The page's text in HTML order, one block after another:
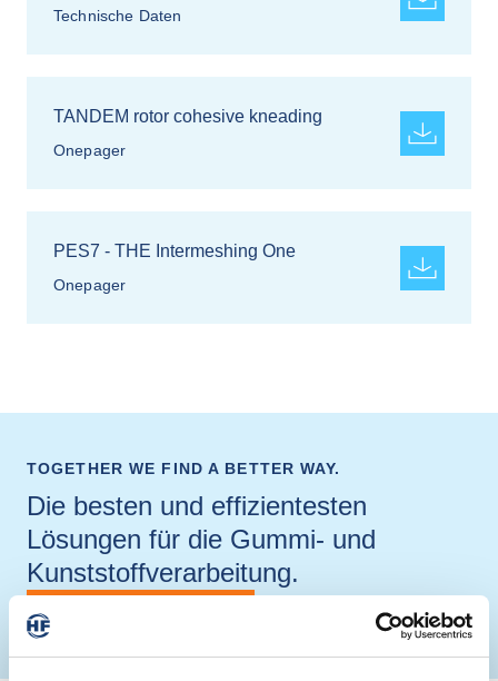
Technische Daten
TANDEM rotor cohesive kneading
Onepager
PES7 - THE Intermeshing One
Onepager
TOGETHER WE FIND A BETTER WAY.
Die besten und effizientesten
Lösungen für die Gummi- und
Kunststoffverarbeitung.